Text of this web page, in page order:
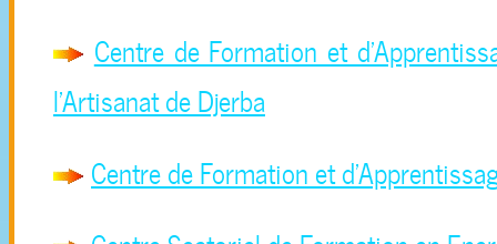
Centre de Formation et
l'Artisanat de Djerba
Centre de Formation et